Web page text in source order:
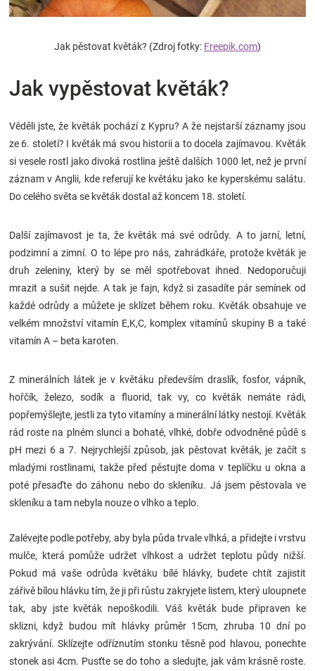
Těhotenské
Novinky
Značky
Blog
Hračkářství
Přihlášení
Jak pěstovat květák? (Zdroj fotky: Freepik.com)
Jak vypěstovat květák?
Věděli jste, že květák pochází z Kypru? A že nejstarší záznamy jsou
ze 6. století? I květák má svou historii a to docela zajímavou. Květák
si vesele rostl jako divoká rostlina ještě dalších 1000 let, než je první
záznam v Anglii, kde referují ke květáku jako ke kyperskému salátu.
Do celého světa se květák dostal až koncem 18. století.
Další zajímavost je ta, že květák má své odrůdy. A to jarní, letní,
podzimní a zimní. O to lépe pro nás, zahrádkáře, protože květák je
druh zeleniny, který by se měl spotřebovat ihned. Nedoporučuji
mrazit a sušit nejde. A tak je fajn, když si zasadíte pár semínek od
každé odrůdy a můžete je sklízet během roku. Květák obsahuje ve
velkém množství vitamín E,K,C, komplex vitamínů skupiny B a také
vitamín A – beta karoten.
Z minerálních látek je v květáku především draslík, fosfor, vápník,
hořčík, železo, sodík a fluorid, tak vy, co květák nemáte rádi,
popřemýšlejte, jestli za tyto vitamíny a minerální látky nestojí. Květák
rád roste na plném slunci a bohaté, vlhké, dobře odvodněné půdě s
pH mezi 6 a 7. Nejrychlejší způsob, jak pěstovat květák, je začít s
mladými rostlinami, takže před pěstujte doma v teplíčku u okna a
poté přesaďte do záhonu nebo do skleníku. Já jsem pěstovala ve
skleníku a tam nebyla nouze o vlhko a teplo.
Zalévejte podle potřeby, aby byla půda trvale vlhká, a přidejte i vrstvu
mulče, která pomůže udržet vlhkost a udržet teplotu půdy nižší.
Pokud má vaše odrůda květáku bílé hlávky, budete chtít zajistit
zářivě bílou hlávku tím, že ji při růstu zakryjete listem, který uloupnete
tak, aby jste květák nepoškodili. Váš květák bude připraven ke
sklizni, když budou mít hlávky průměr 15cm, zhruba 10 dní po
zakrývání. Sklízejte odříznutím stonku těsně pod hlavou, ponechte
stonek asi 4cm. Pusťte se do toho a sledujte, jak vám krásně roste.